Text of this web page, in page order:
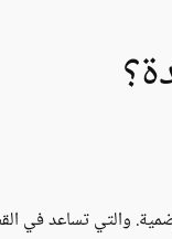
والتي تساعد في